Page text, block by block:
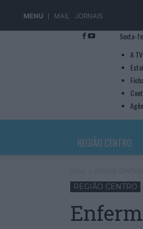
MENU MAIL JORNAIS
Sexta-
A
REGIÃO CENTRO
REGIÃO CENTRO